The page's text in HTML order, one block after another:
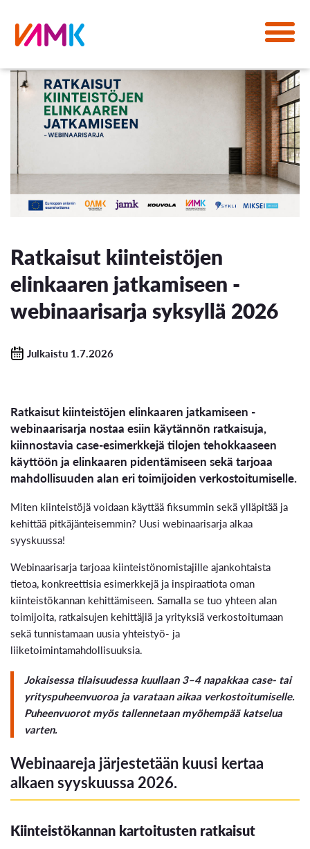
Ratkaisut kiinteistöjen
elinkaaren jatkamiseen -
webinaarisarja syksyllä 2026
Julkaistu 1.7.2026
Ratkaisut kiinteistöjen elinkaaren jatkamiseen -
webinaarisarja nostaa esiin käytännön ratkaisuja,
kiinnostavia case-esimerkkejä tilojen tehokkaaseen
käyttöön ja elinkaaren pidentämiseen sekä tarjoaa
mahdollisuuden alan eri toimijoiden verkostoitumiselle.
Miten kiinteistöjä voidaan käyttää fiksummin sekä ylläpitää ja
kehittää pitkäjänteisemmin? Uusi webinaarisarja alkaa
syyskuussa!
Webinaarisarja tarjoaa kiinteistönomistajille ajankohtaista
tietoa, konkreettisia esimerkkejä ja inspiraatiota oman
kiinteistökannan kehittämiseen. Samalla se tuo yhteen alan
toimijoita, ratkaisujen kehittäjiä ja yrityksiä verkostoitumaan
sekä tunnistamaan uusia yhteistyö- ja
liiketoimintamahdollisuuksia.
Jokaisessa tilaisuudessa kuullaan 3–4 napakkaa case- tai
yrityspuheenvuoroa ja varataan aikaa verkostoitumiselle.
Puheenvuorot myös tallennetaan myöhempää katselua
varten.
Webinaareja järjestetään kuusi kertaa
alkaen syyskuussa 2026.
Kiinteistökannan kartoitusten ratkaisut